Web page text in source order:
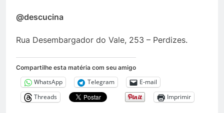
@descucina
Rua Desembargador do Vale, 253 – Perdizes.
Compartilhe esta matéria com seu amigo
WhatsApp Telegram
E-mail
Threads
Imprimir